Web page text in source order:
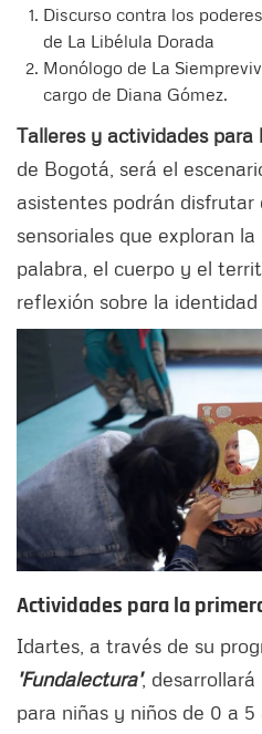
Discurso contra los
de La Libélula Dorada
Monólogo de La
cargo de Diana Gómez.
Talleres y actividades
de Bogotá, será el
asistentes podrán disfrutar
sensoriales que exploran
palabra, el cuerpo y el
reflexión sobre la
Actividades para la
Idartes, a través de su
'Fundalectura',
para niñas y niños de 0 a 5